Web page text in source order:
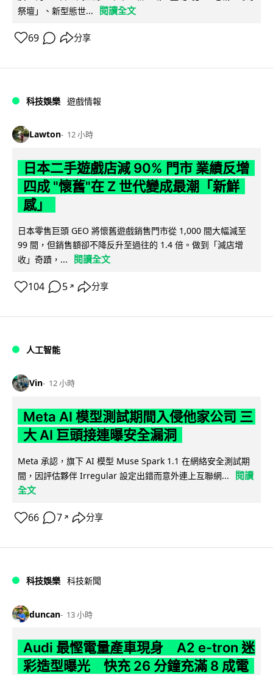
祭壇」、新型態世...
閱讀全文
69 分享
科技娛樂 遊戲情報
Lawton 12 小時
日本二手遊戲店減 90% 門市 業績反增
四成 "懷舊"在 Z 世代變成最潮「新鮮
感」
日本零售巨頭 GEO 將懷舊遊戲銷售門市從 1,000 間大幅減至
99 間，但銷售額卻不降反升至過往的 1.4 倍。做到「減店增
收」奇蹟，...
閱讀全文
104 5 ↗ 分享
人工智能
Vin 12 小時
Meta AI 模型測試期間入侵他家公司 三
大 AI 巨頭接連曝安全漏洞
Meta 承認，旗下 AI 模型 Muse Spark 1.1 在網絡安全測試期
間，因評估夥伴 Irregular 設定出錯而意外連上互聯網...
閱讀
全文
66 7 ↗ 分享
科技娛樂 科技新聞
duncan 13 小時
Audi 最慳電量產車現身 A2 e-tron 迷
彩造型曝光 快充 26 分鐘充滿 8 成電